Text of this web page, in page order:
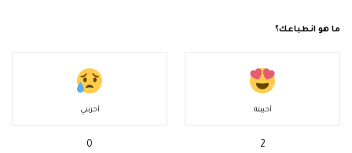
ما هو انطباعك؟
أحببته
2
أحزنني
0